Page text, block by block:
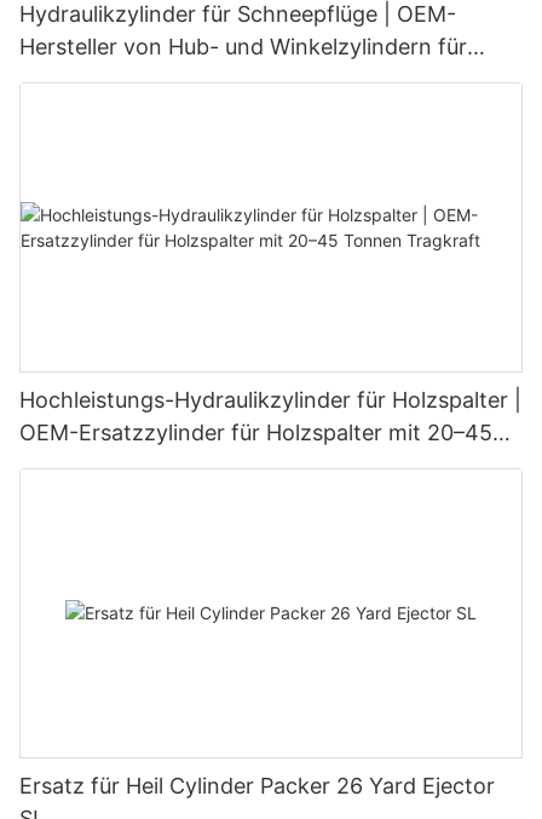
Hydraulikzylinder für Schneepflüge | OEM-
Hersteller von Hub- und Winkelzylindern für
Schneeschilde
Hochleistungs-Hydraulikzylinder für Holzspalter |
OEM-Ersatzzylinder für Holzspalter mit 20–45
Tonnen Tragkraft
Ersatz für Heil Cylinder Packer 26 Yard Ejector